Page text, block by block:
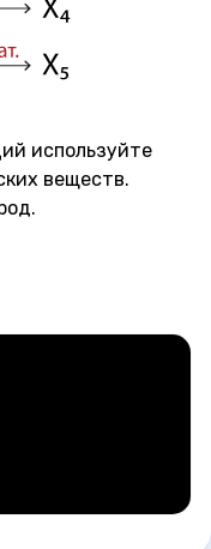
используйте
веществ.